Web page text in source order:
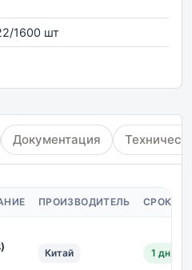
1600 шт
Документация
ПРОИЗВОДИТЕЛЬ СРОК
Китай 1 дн.